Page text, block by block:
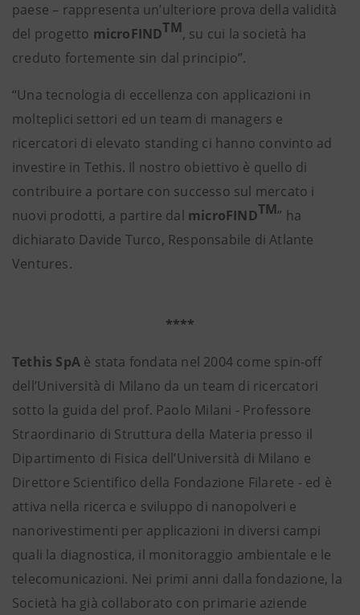
paese – rappresenta un’ulteriore prova della validità
del progetto microFINDTM, su cui la società ha
creduto fortemente sin dal principio”.
“Una tecnologia di eccellenza con applicazioni in
molteplici settori ed un team di managers e
ricercatori di elevato standing ci hanno convinto ad
investire in Tethis. Il nostro obiettivo è quello di
contribuire a portare con successo sul mercato i
nuovi prodotti, a partire dal microFINDTM” ha
dichiarato Davide Turco, Responsabile di Atlante
Ventures.
****
Tethis SpA è stata fondata nel 2004 come spin-off
dell’Università di Milano da un team di ricercatori
sotto la guida del prof. Paolo Milani - Professore
Straordinario di Struttura della Materia presso il
Dipartimento di Fisica dell’Università di Milano e
Direttore Scientifico della Fondazione Filarete - ed è
attiva nella ricerca e sviluppo di nanopolveri e
nanorivestimenti per applicazioni in diversi campi
quali la diagnostica, il monitoraggio ambientale e le
telecomunicazioni. Nei primi anni dalla fondazione, la
Società ha già collaborato con primarie aziende